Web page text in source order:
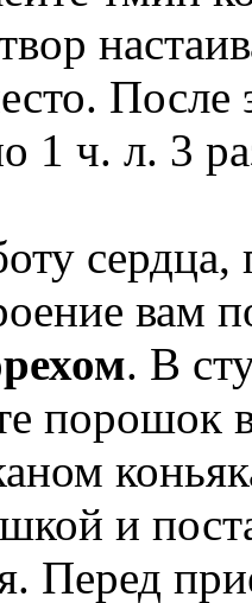
После
1 ч. л. 3
вам
. В
порошок
и
Перед